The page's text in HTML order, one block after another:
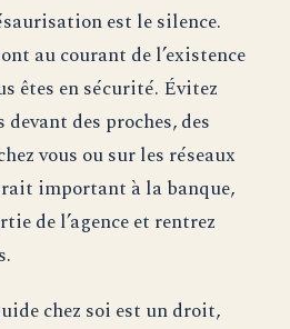
est le silence.
au courant de l’existence
êtes en sécurité. Évitez
devant des proches, des
vous ou sur les réseaux
important à la banque,
de l’agence et rentrez
chez soi est un droit,